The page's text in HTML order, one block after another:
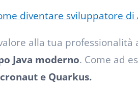
diventare sviluppatore
alla tua
Java moderno. Come ad
e Quarkus.